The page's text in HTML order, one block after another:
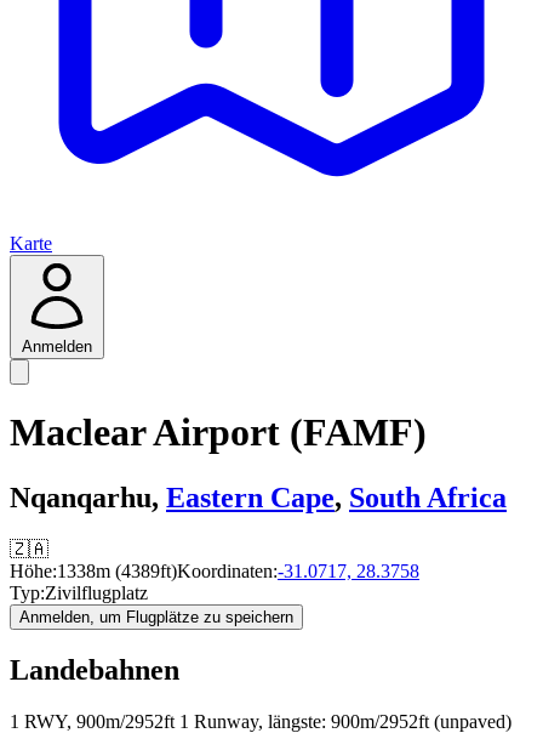
Karte
Anmelden
Maclear Airport (FAMF)
Nqanqarhu, Eastern Cape, South Africa
🇿🇦
Höhe:1338m (4389ft)Koordinaten:-31.0717, 28.3758
Typ:Zivilflugplatz
Anmelden, um Flugplätze zu speichern
Landebahnen
1 RWY, 900m/2952ft 1 Runway, längste: 900m/2952ft (unpaved)